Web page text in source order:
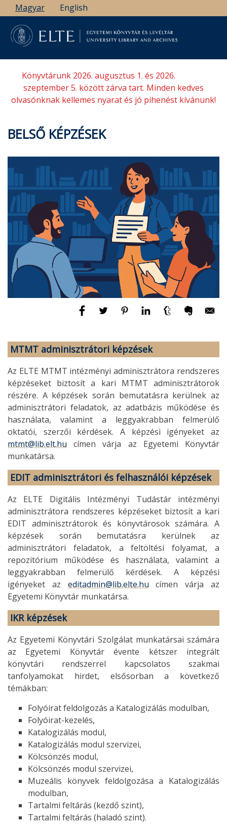
Ugrás
a
tartalomra
Magyar English
Könyvtárunk 2026. augusztus 1. és 2026.
szeptember 5. között zárva tart. Minden kedves
olvasónknak kellemes nyarat és jó pihenést kívánunk!
BELSŐ KÉPZÉSEK
MTMT adminisztrátori képzések
Az ELTE MTMT intézményi adminisztrátora rendszeres
képzéseket biztosít a kari MTMT adminisztrátorok
részére. A képzések során bemutatásra kerülnek az
adminisztrátori feladatok, az adatbázis működése és
használata, valamint a leggyakrabban felmerülő
oktatói, szerzői kérdések. A képzési igényeket az
mtmt@lib.elt.hu címen várja az Egyetemi Könyvtár
munkatársa.
EDIT adminisztrátori és felhasználói képzések
Az ELTE Digitális Intézményi Tudástár intézményi
adminisztrátora rendszeres képzéseket biztosít a kari
EDIT adminisztrátorok és könyvtárosok számára. A
képzések során bemutatásra kerülnek az
adminisztrátori feladatok, a feltöltési folyamat, a
repozitórium működése és használata, valamint a
leggyakrabban felmerülő kérdések. A képzési
igényeket az editadmin@lib.elte.hu címen várja az
Egyetemi Könyvtár munkatársa.
IKR képzések
Az Egyetemi Könyvtári Szolgálat munkatársai számára
az Egyetemi Könyvtár évente kétszer integrált
könyvtári rendszerrel kapcsolatos szakmai
tanfolyamokat hirdet, elsősorban a következő
témákban:
Folyóirat feldolgozás a Katalogizálás modulban,
Folyóirat-kezelés,
Katalogizálás modul,
Katalogizálás modul szervizei,
Kölcsönzés modul,
Kölcsönzés modul szervizei,
Muzeális könyvek feldolgozása a Katalogizálás
modulban,
Tartalmi feltárás (kezdő szint),
Tartalmi feltárás (haladó szint).